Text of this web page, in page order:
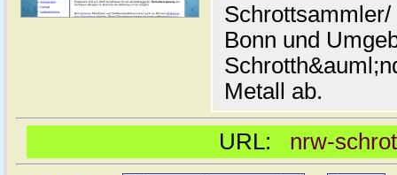
Bonn und
Metall ab.
URL: nrw-